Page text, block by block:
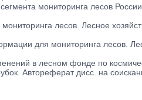
мониторинга лесов России.
лесов. Лесное
для мониторинга лесов.
в лесном фонде по
Автореферат дисс. на